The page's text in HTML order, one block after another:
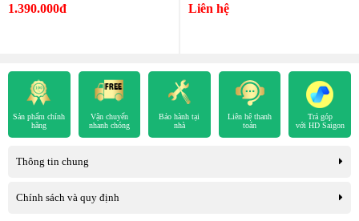
1.390.000đ Liên hệ
Sản phẩm chính
hãng
Vận chuyển
nhanh chóng
Bảo hành tại
nhà
Liên hệ thanh
toán
Trả góp
với HD Saigon
Thông tin chung
Chính sách và quy định